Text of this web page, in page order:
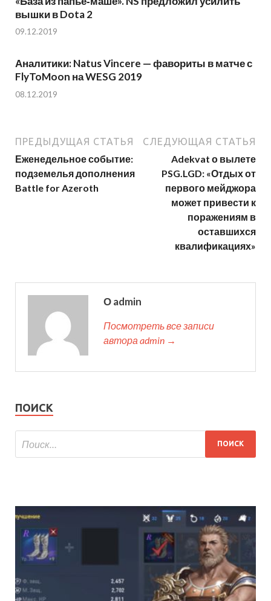
вышки в Dota 2
09.12.2019
Аналитики: Natus Vincere — фавориты в матче с
FlyToMoon на WESG 2019
08.12.2019
ПРЕДЫДУЩАЯ СТАТЬЯ
Еженедельное событие:
подземелья дополнения
Battle for Azeroth
СЛЕДУЮЩАЯ СТАТЬЯ
Adekvat о вылете
PSG.LGD: «Отдых от
первого мейджора
может привести к
поражениям в
оставшихся
квалификациях»
О admin
Посмотреть все записи
автора admin →
ПОИСК